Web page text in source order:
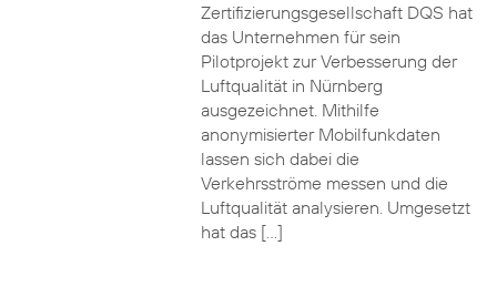
Zertifizierungsgesellschaft DQS hat
das Unternehmen für sein
Pilotprojekt zur Verbesserung der
Luftqualität in Nürnberg
ausgezeichnet. Mithilfe
anonymisierter Mobilfunkdaten
lassen sich dabei die
Verkehrsströme messen und die
Luftqualität analysieren. Umgesetzt
hat das […]